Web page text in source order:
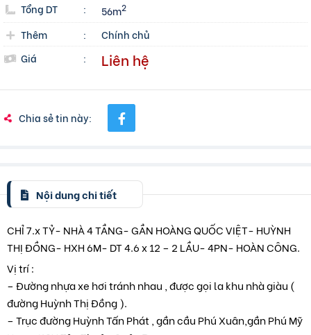
Tổng DT
: 56m2
Thêm :
Chính chủ
Giá
: Liên hệ
Chia sẻ tin này:
Nội dung chi tiết
CHỈ 7.x TỶ- NHÀ 4 TẦNG- GẦN HOÀNG QUỐC VIỆT- HUỲNH
THỊ ĐỒNG- HXH 6M- DT 4.6 x 12 – 2 LẦU- 4PN- HOÀN CÔNG.
Vị trí :
– Đường nhựa xe hơi tránh nhau , được gọi la khu nhà giàu (
đường Huỳnh Thị Đồng ).
– Trục đường Huỳnh Tấn Phát , gần cầu Phú Xuân,gần Phú Mỹ